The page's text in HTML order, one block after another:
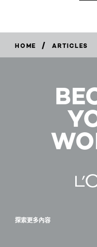
HOME / ARTICLES
探索更多內容